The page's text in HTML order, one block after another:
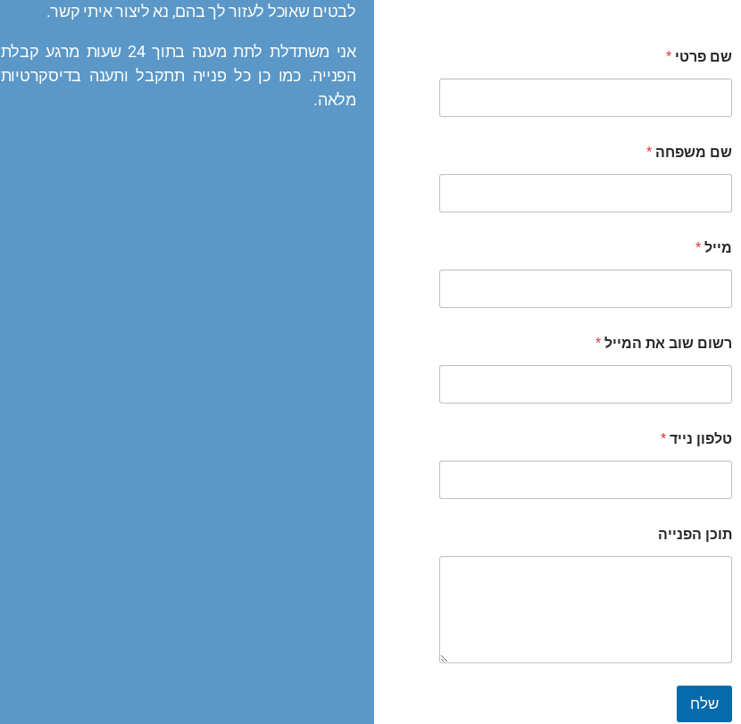
שם פרטי *
שם משפחה *
מייל *
רשום שוב את המייל *
טלפון נייד *
תוכן הפנייה
שלח
לבטים שאוכל לעזור לך בהם, נא ליצור איתי קשר.
אני משתדלת לתת מענה בתוך 24 שעות מרגע קבלת
הפנייה. כמו כן כל פנייה תתקבל ותענה בדיסקרטיות
מלאה.